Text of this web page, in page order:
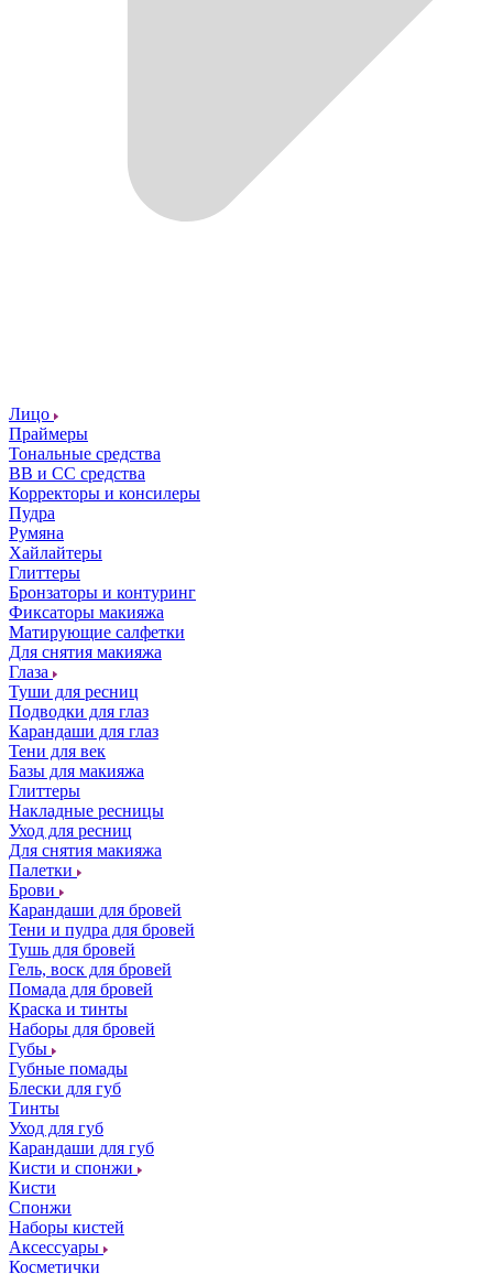
Лицо
Праймеры
Тональные средства
ВВ и СС средства
Корректоры и консилеры
Пудра
Румяна
Хайлайтеры
Глиттеры
Бронзаторы и контуринг
Фиксаторы макияжа
Матирующие салфетки
Для снятия макияжа
Глаза
Туши для ресниц
Подводки для глаз
Карандаши для глаз
Тени для век
Базы для макияжа
Глиттеры
Накладные ресницы
Уход для ресниц
Для снятия макияжа
Палетки
Брови
Карандаши для бровей
Тени и пудра для бровей
Тушь для бровей
Гель, воск для бровей
Помада для бровей
Краска и тинты
Наборы для бровей
Губы
Губные помады
Блески для губ
Тинты
Уход для губ
Карандаши для губ
Кисти и спонжи
Кисти
Спонжи
Наборы кистей
Аксессуары
Косметички